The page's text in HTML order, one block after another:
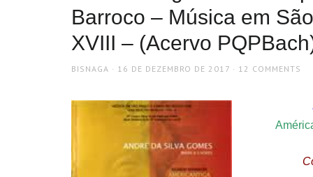
Barroco – Música em
XVIII – (Acervo
AUTHOR
BISNAGA
POSTED
16 DE DEZEMBRO DE 2017 12 COMMENTS